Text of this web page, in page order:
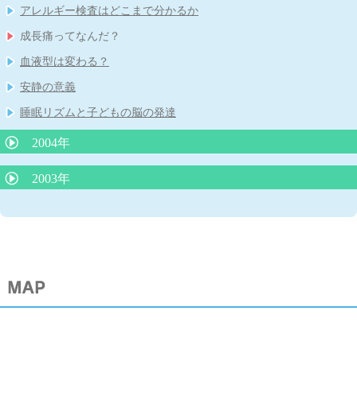
さないで！
子どもの中耳炎に対する先進国での対応
アレルギー検査はどこまで分かるか
成長痛ってなんだ？
血液型は変わる？
安静の意義
睡眠リズムと子どもの脳の発達
2004年
耳のそうじ
2003年